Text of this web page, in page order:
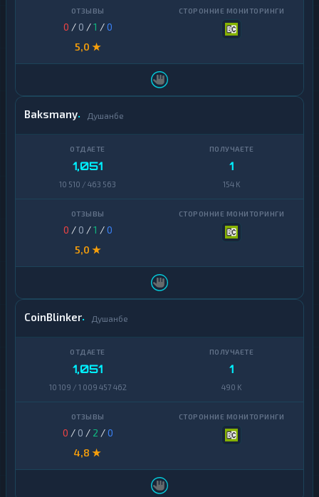
0 / 0 /1 /0
5,0 ★
Baksmany Душанбе
1,051
10 510 / 463 563
1
154 K
0 / 0 /1 /0
5,0 ★
CoinBlinker Душанбе
1,051
10 109 / 1 009 457 462
1
490 K
0 / 0 / 2 /0
4,8 ★